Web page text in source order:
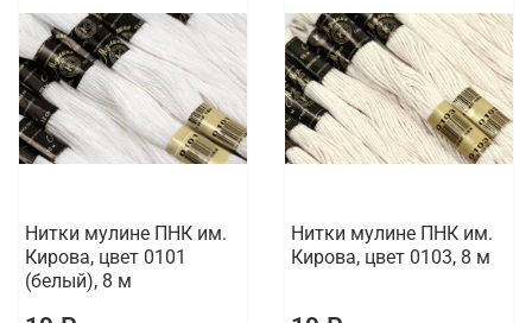
Нитки мулине ПНК им.
Кирова, цвет 0101
(белый), 8 м
Нитки мулине ПНК им.
Кирова, цвет 0103, 8 м